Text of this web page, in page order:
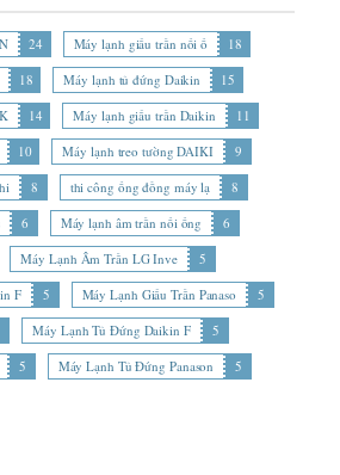
24 Máy lạnh giấu trần nối ố
18
18 Máy lạnh tủ đứng Daikin
15
14 Máy lạnh giấu trần Daikin
11
10 Máy lạnh treo tường DAIKI
9
8 thi công ống đồng máy lạ
8
6 Máy lạnh âm trần nối ống
6
Máy Lạnh Âm Trần LG Inve
5
F
5 Máy Lạnh Giấu Trần Panaso
5
Máy Lạnh Tủ Đứng Daikin F
5
5 Máy Lạnh Tủ Đứng Panason 5